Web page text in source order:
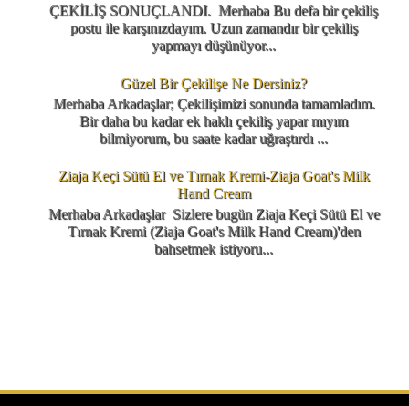
ÇEKİLİŞ SONUÇLANDI. Merhaba Bu defa bir çekiliş
postu ile karşınızdayım. Uzun zamandır bir çekiliş
yapmayı düşünüyor...
Güzel Bir Çekilişe Ne Dersiniz?
Merhaba Arkadaşlar; Çekilişimizi sonunda tamamladım.
Bir daha bu kadar ek haklı çekiliş yapar mıyım
bilmiyorum, bu saate kadar uğraştırdı ...
Ziaja Keçi Sütü El ve Tırnak Kremi-Ziaja Goat's Milk
Hand Cream
Merhaba Arkadaşlar Sizlere bugün Ziaja Keçi Sütü El ve
Tırnak Kremi (Ziaja Goat's Milk Hand Cream)'den
bahsetmek istiyoru...